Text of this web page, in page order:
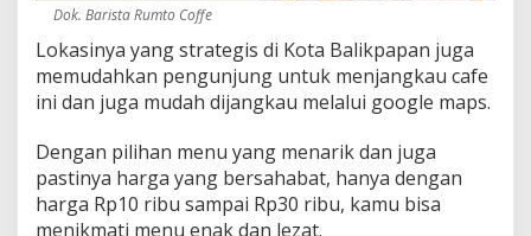
t
Dok. Barista Rumto Coffe
Lokasinya yang strategis di Kota Balikpapan juga
memudahkan pengunjung untuk menjangkau cafe
ini dan juga mudah dijangkau melalui google maps.
Dengan pilihan menu yang menarik dan juga
pastinya harga yang bersahabat, hanya dengan
harga Rp10 ribu sampai Rp30 ribu, kamu bisa
menikmati menu enak dan lezat.